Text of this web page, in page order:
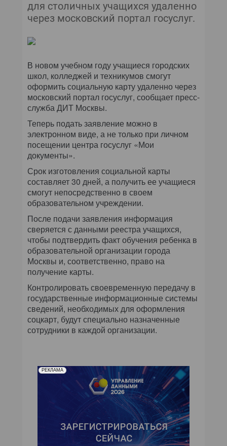
для столичных учащихся удаленно
через московский портал госуслуг.
В новом учебном году учащиеся городских
школ, колледжей и техникумов смогут
оформить социальную карту удаленно через
московский портал госуслуг, сообщает пресс-
служба ДИТ Москвы.
Теперь подать заявление можно в
электронном виде, а не только при личном
посещении центра госуслуг «Мои
документы».
Срок изготовления социальной карты
составляет 30 дней, а получить ее учащиеся
смогут непосредственно в своем
образовательном учреждении.
После подачи заявления информация
сверяется с данными реестра учащихся,
чтобы подтвердить факт обучения ребенка в
образовательной организации города
Москвы и, соответственно, право на
получение карты.
Контролировать своевременную передачу в
государственные информационные системы
сведений, необходимых для оформления
соцкарт, будут специально назначенные
сотрудники в каждой организации.
РЕКЛАМА